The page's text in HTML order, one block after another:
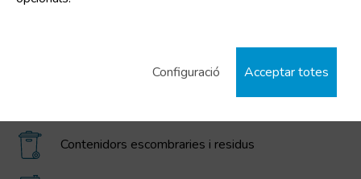
Contenidors IBC / GRG, bidons, cubells, i dipòsits
Contenidors plegables gran volum MAGNUM
Contenidors escombraries i residus
Acceptar totes
Configuració